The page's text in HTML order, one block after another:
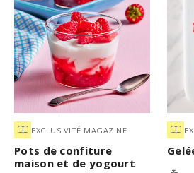
EXCLUSIVITÉ MAGAZINE
Pots de confiture
maison et de yogourt